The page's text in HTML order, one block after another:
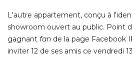
L'autre appartement, conçu à
showroom ouvert au public. Point
gagnant fan de la page Facebook
inviter 12 de ses amis ce vendredi